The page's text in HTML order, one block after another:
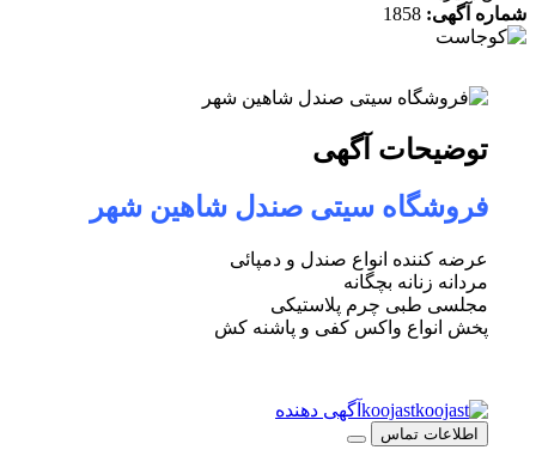
شماره آگهی: 1858
توضیحات آگهی
فروشگاه سیتی صندل شاهین شهر
عرضه کننده انواع صندل و دمپائی
مردانه زنانه بچگانه
مجلسی طبی چرم پلاستیکی
پخش انواع واکس کفی و پاشنه کش
koojast آگهی دهنده
اطلاعات تماس